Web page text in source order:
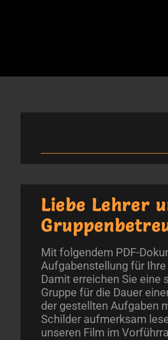
Liebe Lehrer
Mit folgendem PDF-
Aufgabenstellung für
Damit erreichen Sie
Gruppe für die Dauer
der gestellten Aufgaben
Schilder aufmerksam
unseren Film im